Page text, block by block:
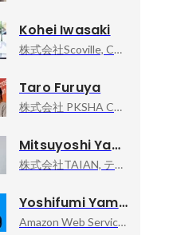
Kohei Iwasaki
株式会社Scoville, CTO
Taro Furuya
株式会社 PKSHA Communication, 執行役員 プロダクト開発統括部 部長
Mitsuyoshi Yagyu
株式会社TAIAN, テックリード
Yoshifumi Yamaguchi
Amazon Web Services, Inc., Senior Developer Advocate